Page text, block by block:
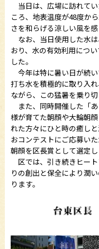
当日は、広場に訪れて
ころ、地表温度が48度か
さを和らげる涼しい風を
なお、当日使用した水
おり、水の有効利用につ
した。
今年は特に暑い日が続い
打ち水を積極的に取り入
ながら、この猛暑を乗り
また、同時開催した「
様が育てた朝顔や大輪朝
れた方々にひと時の癒し
おコンテストにご応募い
朝顔を区長賞として選定し
区では、引き続きヒー
りの創出と保全により潤
ります。